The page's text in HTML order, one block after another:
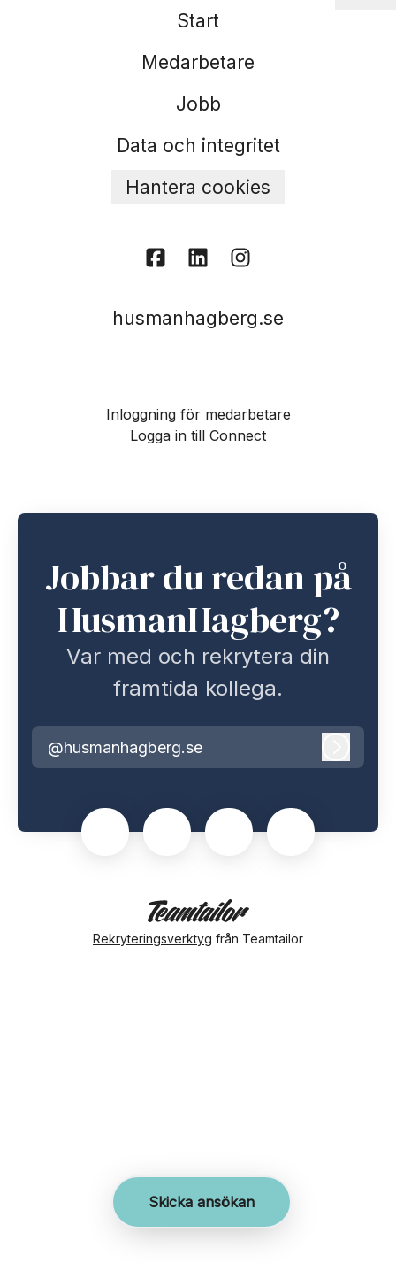
Skicka ansökan
Start
Medarbetare
Jobb
Data och integritet
Hantera cookies
husmanhagberg.se
Inloggning för medarbetare
Logga in till Connect
Jobbar du redan på
HusmanHagberg?
Var med och rekrytera din
framtida kollega.
@husmanhagberg.se
Rekryteringsverktyg från Teamtailor